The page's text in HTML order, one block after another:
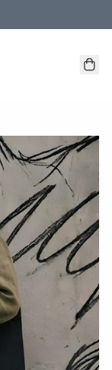
本地取貨 )